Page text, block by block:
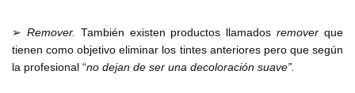
➢ Remover. También existen productos llamadosremover que
tienen como objetivo eliminar los tintes anteriores pero que según
la profesional “no dejan de ser una decoloración suave”.